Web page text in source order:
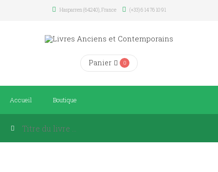
Hasparren (64240), France (+33) 6 14 76 10 91
Panier 0
Accueil Boutique